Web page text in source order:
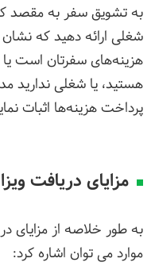
به تشویق سفر به مقصد
شغلی ارائه دهید که
هزینه‌های سفرتان است یا
هستید، یا شغلی ندارید
پرداخت هزینه‌ها اثبات
مزایای دریافت
به طور خلاصه از مزایای
موارد می توان اشاره کرد: